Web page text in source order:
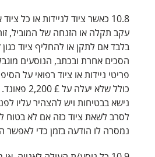
10.8 כאשר ציוד לניידות או כל
עקב תקלה או הזנחה של המוביל,
בלבד אם לתקן או להחליף ציוד
פריטי ניידות או ציוד רפואי על
כולל שלא
נישא בבטיחות ויש להצהיר עליו
לסרב לשאת ציוד כזה אם לא בטוח
נמסרה לו הודעה בזמן כדי לאפשר